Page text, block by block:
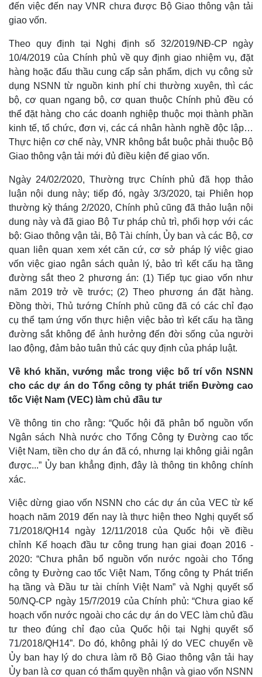
Thế giới
Quan sát
Cuộc sống đó đây
Multimedia
Video
Ảnh
E-Magazine
Infographic
đến việc đến nay VNR chưa được Bộ Giao thông vận tải
giao vốn.
Theo quy định tại Nghị định số 32/2019/NĐ-CP ngày
10/4/2019 của Chính phủ về quy định giao nhiệm vụ, đặt
hàng hoặc đấu thầu cung cấp sản phẩm, dịch vụ công sử
dụng NSNN từ nguồn kinh phí chi thường xuyên, thì các
bộ, cơ quan ngang bộ, cơ quan thuộc Chính phủ đều có
thể đặt hàng cho các doanh nghiệp thuộc mọi thành phần
kinh tế, tổ chức, đơn vị, các cá nhân hành nghề độc lập…
Thực hiện cơ chế này, VNR không bắt buộc phải thuộc Bộ
Giao thông vận tải mới đủ điều kiện để giao vốn.
Ngày 24/02/2020, Thường trực Chính phủ đã họp thảo
luận nội dung này; tiếp đó, ngày 3/3/2020, tại Phiên họp
thường kỳ tháng 2/2020, Chính phủ cũng đã thảo luận nội
dung này và đã giao Bộ Tư pháp chủ trì, phối hợp với các
bộ: Giao thông vận tải, Bộ Tài chính, Ủy ban và các Bộ, cơ
quan liên quan xem xét căn cứ, cơ sở pháp lý việc giao
vốn việc giao ngân sách quản lý, bảo trì kết cấu hạ tầng
đường sắt theo 2 phương án: (1) Tiếp tục giao vốn như
năm 2019 trở về trước; (2) Theo phương án đặt hàng.
Đồng thời, Thủ tướng Chính phủ cũng đã có các chỉ đạo
cụ thể tạm ứng vốn thực hiện việc bảo trì kết cấu hạ tầng
đường sắt không để ảnh hưởng đến đời sống của người
lao động, đảm bảo tuân thủ các quy định của pháp luật.
Về khó khăn, vướng mắc trong việc bố trí vốn NSNN
cho các dự án do Tổng công ty phát triển Đường cao
tốc Việt Nam (VEC) làm chủ đầu tư
Về thông tin cho rằng: “Quốc hội đã phân bổ nguồn vốn
Ngân sách Nhà nước cho Tổng Công ty Đường cao tốc
Việt Nam, tiền cho dự án đã có, nhưng lại không giải ngân
được...” Ủy ban khẳng định, đây là thông tin không chính
xác.
Việc dừng giao vốn NSNN cho các dự án của VEC từ kế
hoạch năm 2019 đến nay là thực hiện theo Nghị quyết số
71/2018/QH14 ngày 12/11/2018 của Quốc hội về điều
chỉnh Kế hoạch đầu tư công trung hạn giai đoạn 2016 -
2020: “Chưa phân bổ nguồn vốn nước ngoài cho Tổng
công ty Đường cao tốc Việt Nam, Tổng công ty Phát triển
hạ tầng và Đầu tư tài chính Việt Nam” và Nghị quyết số
50/NQ-CP ngày 15/7/2019 của Chính phủ: “Chưa giao kế
hoạch vốn nước ngoài cho các dự án do VEC làm chủ đầu
tư theo đúng chỉ đạo của Quốc hội tại Nghị quyết số
71/2018/QH14”. Do đó, không phải lý do VEC chuyển về
Ủy ban hay lý do chưa làm rõ Bộ Giao thông vận tải hay
Ủy ban là cơ quan có thẩm quyền nhận và giao vốn NSNN